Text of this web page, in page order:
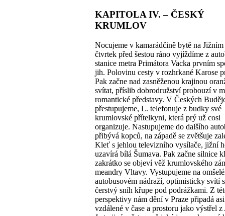
KAPITOLA IV. – ČESKÝ
KRUMLOV
Nocujeme v kamarádčině bytě na Jižním
čtvrtek před šestou ráno vyjíždíme z
stanice metra Primátora Vacka prvním
jih. Polovinu cesty v rozhrkané Karose
Pak začne nad zasněženou krajinou
svítat, příslib dobrodružství probouzí v
romantické představy. V Českých
přestupujeme, L. telefonuje z budky své
krumlovské přítelkyni, která prý už cosi
organizuje. Nastupujeme do dalšího
přibývá kopců, na západě se zvětšuje
Kleť s jehlou televizního vysílače, jižní
uzavírá bílá Šumava. Pak začne silnice
zakrátko se objeví věž krumlovského
meandry Vltavy. Vystupujeme na
autobusovém nádraží, optimisticky svítí
čerstvý sníh křupe pod podrážkami. Z
perspektivy nám dění v Praze připadá
vzdálené v čase a prostoru jako výstřel